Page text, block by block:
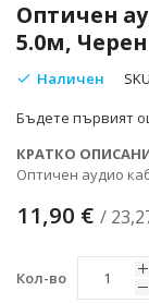
Оптичен
5.0м, Черен
Наличен SKU
Бъдете първият
КРАТКО
Оптичен аудио
11,90 € /
Кол-во
към
началото
на
галерия
снимки